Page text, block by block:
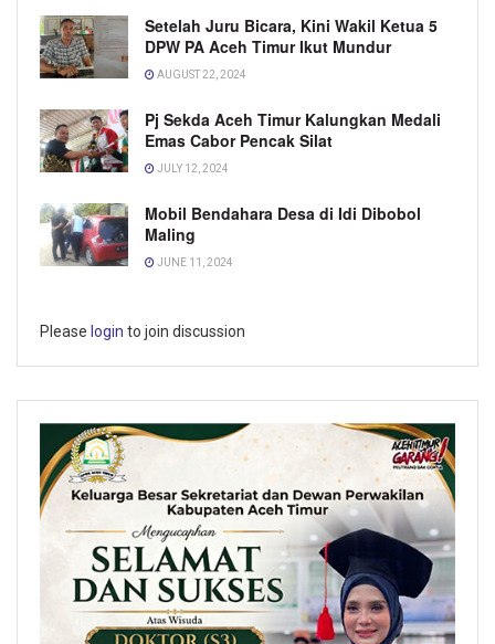
Setelah Juru Bicara, Kini Wakil Ketua 5
DPW PA Aceh Timur Ikut Mundur
AUGUST 22, 2024
Pj Sekda Aceh Timur Kalungkan Medali
Emas Cabor Pencak Silat
JULY 12, 2024
Mobil Bendahara Desa di Idi Dibobol
Maling
JUNE 11, 2024
Please login to join discussion